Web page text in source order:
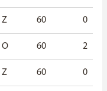
Z 60 0
O 60 2
Z 60 0